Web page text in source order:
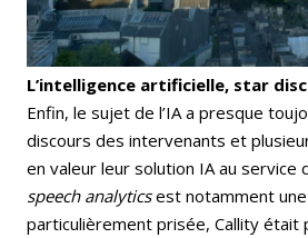
L’intelligence artificielle, star
Enfin, le sujet de l’IA a presque
discours des intervenants et
en valeur leur solution IA au service
speech analyticsest notamment
particulièrement prisée, Callity était